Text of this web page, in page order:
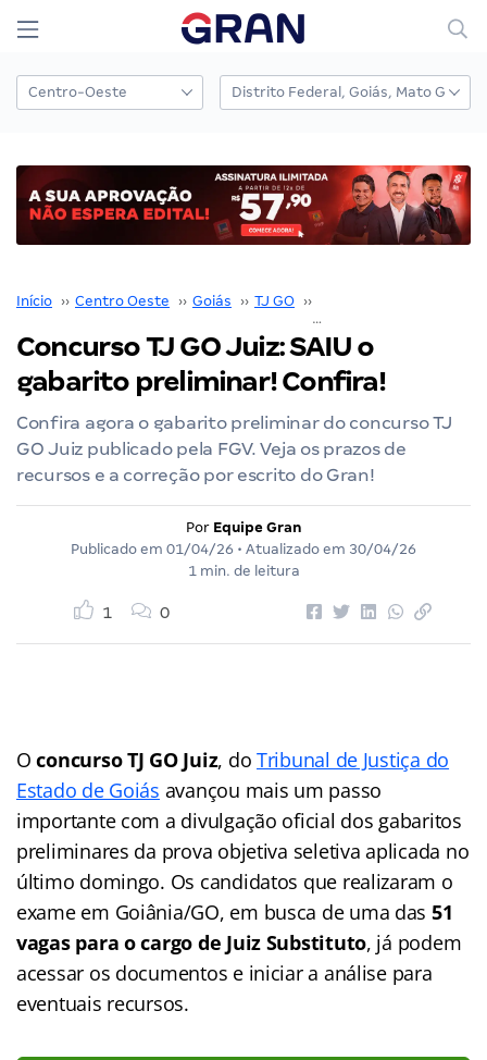
Início ›› Centro Oeste ›› Goiás ›› TJ GO ››
Concurso TJ GO Juiz: SAIU o
gabarito preliminar! Confira!
Confira agora o gabarito preliminar do concurso TJ
GO Juiz publicado pela FGV. Veja os prazos de
recursos e a correção por escrito do Gran!
Por Equipe Gran
Publicado em 01/04/26 • Atualizado em 30/04/26
1 min. de leitura
1 0
Oconcurso TJ GO Juiz, do Tribunal de Justiça do
Estado de Goiás avançou mais um passo
importante com a divulgação oficial dos gabaritos
preliminares da prova objetiva seletiva aplicada no
último domingo. Os candidatos que realizaram o
exame em Goiânia/GO, em busca de uma das 51
vagas para o cargo de Juiz Substituto, já podem
acessar os documentos e iniciar a análise para
eventuais recursos.